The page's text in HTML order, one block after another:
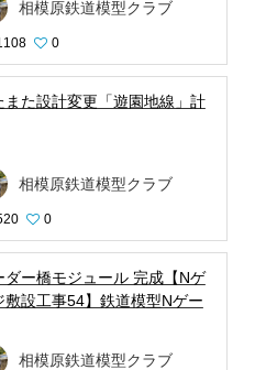
相模原鉄道模型クラブ
0
また設計変更「遊園地線」計
相模原鉄道模型クラブ
0
ダー橋モジュール 完成【Nゲ
敷設工事54】鉄道模型Nゲー
相模原鉄道模型クラブ